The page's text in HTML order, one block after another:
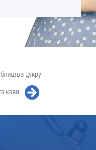
цукру
кави